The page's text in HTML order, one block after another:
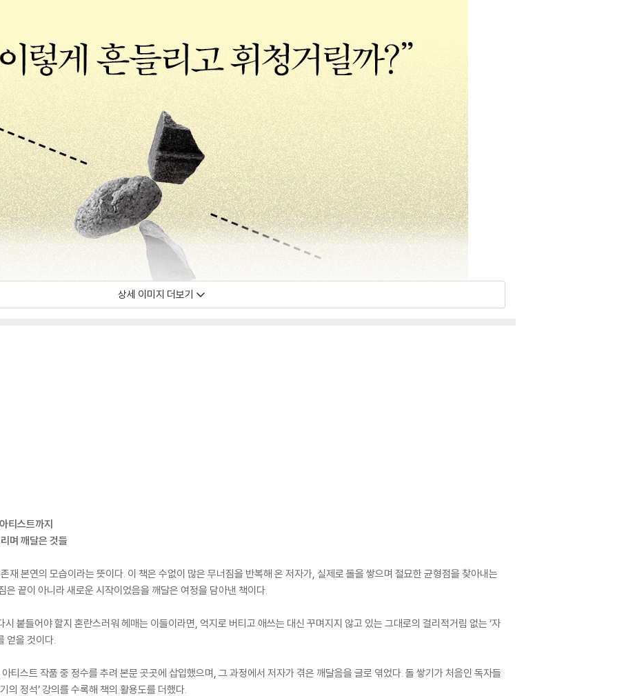
상세 이미지 더보기
티스트까지
며 깨달은 것들
본연의 모습이라는 뜻이다. 이 책은 수없이 많은 무너짐을 반복해 온 저자가, 실제로 돌을 쌓으며 절묘한 균형점을 찾아내는
은 끝이 아니라 새로운 시작이었음을 깨달은 여정을 담아낸 책이다.
붙들어야 할지 혼란스러워 헤매는 이들이라면, 억지로 버티고 애쓰는 대신 꾸며지지 않고 있는 그대로의 걸리적거림 없는 ‘자
얻을 것이다.
티스트 작품 중 정수를 추려 본문 곳곳에 삽입했으며, 그 과정에서 저자가 겪은 깨달음을 글로 엮었다. 돌 쌓기가 처음인 독자들
의 정석’ 강의를 수록해 책의 활용도를 더했다.